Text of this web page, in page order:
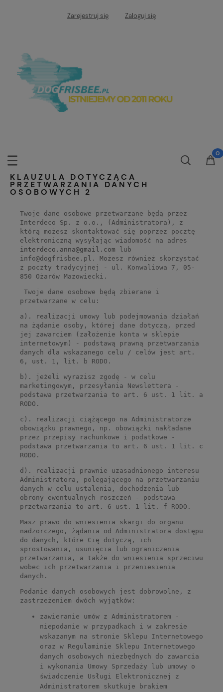
Zarejestruj się Zaloguj się
KLAUZULA DOTYCZĄCA
PRZETWARZANIA DANYCH
OSOBOWYCH 2
Twoje dane osobowe przetwarzane będą przez
Interdeco Sp. z o.o., (Administratora), z
którą możesz skontaktować się poprzez pocztę
elektroniczną wysyłając wiadomość na adres
interdeco.anna@gmail.com lub
info@dogfrisbee.pl. Możesz również skorzystać
z poczty tradycyjnej - ul. Konwaliowa 7, 05-
850 Ożarów Mazowiecki.
Twoje dane osobowe będą zbierane i
przetwarzane w celu:
a). realizacji umowy lub podejmowania działań
na żądanie osoby, której dane dotyczą, przed
jej zawarciem (założenie konta w sklepie
internetowym) - podstawą prawną przetwarzania
danych dla wskazanego celu / celów jest art.
6, ust. 1, lit. b RODO.
b). jeżeli wyrazisz zgodę - w celu
marketingowym, przesyłania Newslettera -
podstawa przetwarzania to art. 6 ust. 1 lit. a
RODO.
c). realizacji ciążącego na Administratorze
obowiązku prawnego, np. obowiązki nakładane
przez przepisy rachunkowe i podatkowe -
podstawa przetwarzania to art. 6 ust. 1 lit. c
RODO.
d). realizacji prawnie uzasadnionego interesu
Administratora, polegającego na przetwarzaniu
danych w celu ustalenia, dochodzenia lub
obrony ewentualnych roszczeń - podstawa
przetwarzania to art. 6 ust. 1 lit. f RODO.
Masz prawo do wniesienia skargi do organu
nadzorczego, żądania od Administratora dostępu
do danych, które Cię dotyczą, ich
sprostowania, usunięcia lub ograniczenia
przetwarzania, a także do wniesienia sprzeciwu
wobec ich przetwarzania i przeniesienia
danych.
Podanie danych osobowych jest dobrowolne, z
zastrzeżeniem dwóch wyjątków:
zawieranie umów z Administratorem -
niepodanie w przypadkach i w zakresie
wskazanym na stronie Sklepu Internetowego
oraz w Regulaminie Sklepu Internetowego
danych osobowych niezbędnych do zawarcia
i wykonania Umowy Sprzedaży lub umowy o
świadczenie Usługi Elektronicznej z
Administratorem skutkuje brakiem